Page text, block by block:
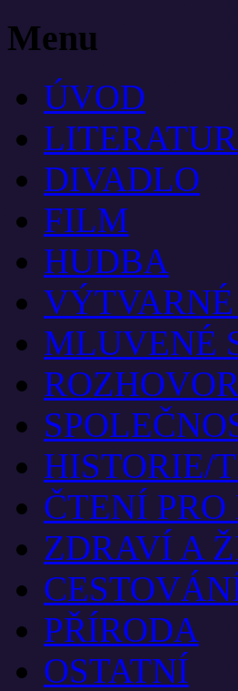
Menu
ÚVOD
DIVADLO
FILM
HUDBA
MLUVENÉ
HISTORIE/
ČTENÍ PRO
ZDRAVÍ A
PŘÍRODA
OSTATNÍ